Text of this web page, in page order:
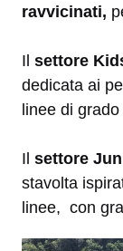
ravvicinati,
Il settore
dedicata ai
linee di
Il settore
stavolta
linee, con